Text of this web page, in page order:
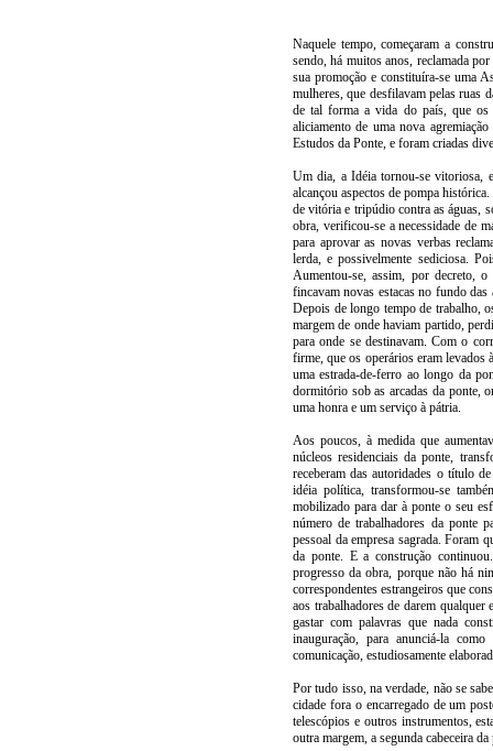
Naquele tempo, começaram a
sendo, há muitos anos, reclamada
sua promoção e constituíra-se uma
mulheres, que desfilavam pelas ruas
de tal forma a vida do país, que os
aliciamento de uma nova
Estudos da Ponte, e foram criadas
Um dia, a Idéia tornou-se vitoriosa,
alcançou aspectos de pompa
de vitória e tripúdio contra as águas,
obra, verificou-se a necessidade de
para aprovar as novas verbas
lerda, e possivelmente sediciosa.
Aumentou-se, assim, por decreto, o
fincavam novas estacas no fundo
Depois de longo tempo de trabalho,
margem de onde haviam partido,
para onde se destinavam. Com o
firme, que os operários eram levados
uma estrada-de-ferro ao longo da
dormitório sob as arcadas da ponte,
uma honra e um serviço à pátria.
Aos poucos, à medida que
núcleos residenciais da ponte,
receberam das autoridades o título
idéia política, transformou-se
mobilizado para dar à ponte o seu
número de trabalhadores da ponte
pessoal da empresa sagrada. Foram
da ponte. E a construção
progresso da obra, porque não há
correspondentes estrangeiros que
aos trabalhadores de darem
gastar com palavras que nada
inauguração, para anunciá-la
comunicação, estudiosamente
Por tudo isso, na verdade, não se
cidade fora o encarregado de um
telescópios e outros instrumentos,
outra margem, a segunda cabeceira da